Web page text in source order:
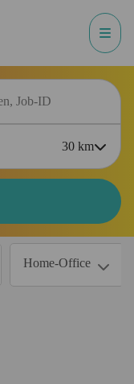
30 km
Home-Office